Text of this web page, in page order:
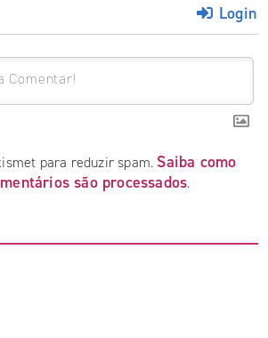
Login
para reduzir spam. Saiba como
são processados.